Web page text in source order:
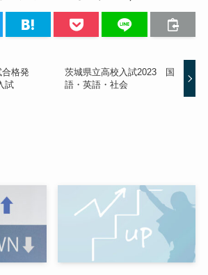
格発
試
茨城県立高校入試2023 国
語・英語・社会